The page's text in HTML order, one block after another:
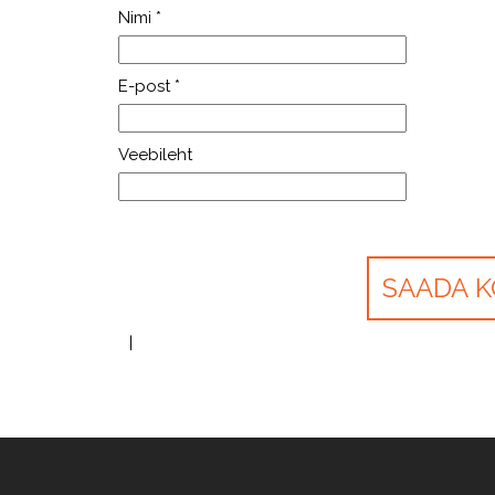
Nimi *
E-post *
Veebileht